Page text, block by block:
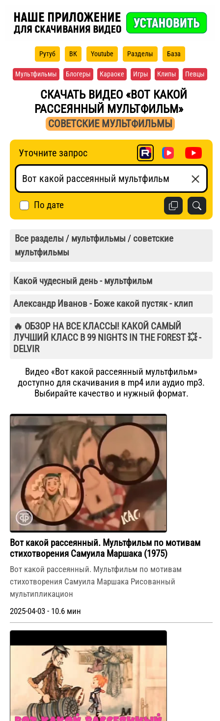
Рутуб ВК Youtube Разделы База
Мультфильмы Блогеры Караоке Игры Клипы Певцы
СКАЧАТЬ ВИДЕО «ВОТ КАКОЙ
РАССЕЯННЫЙ МУЛЬТФИЛЬМ»
СОВЕТСКИЕ МУЛЬТФИЛЬМЫ
Уточните запрос
По дате
Все разделы / мультфильмы / советские
мультфильмы
Какой чудесный день - мультфильм
Александр Иванов - Боже какой пустяк - клип
🔥 ОБЗОР НА ВСЕ КЛАССЫ! КАКОЙ САМЫЙ
ЛУЧШИЙ КЛАСС В 99 NIGHTS IN THE FOREST 💥 -
DELVIR
Видео «Вот какой рассеянный мультфильм»
доступно для скачивания в mp4 или аудио mp3.
Выбирайте качество и нужный формат.
Вот какой рассеянный. Мультфильм по мотивам
стихотворения Самуила Маршака (1975)
Вот какой рассеянный. Мультфильм по мотивам
стихотворения Самуила Маршака Рисованный
мультипликацион
2025-04-03 - 10.6 мин